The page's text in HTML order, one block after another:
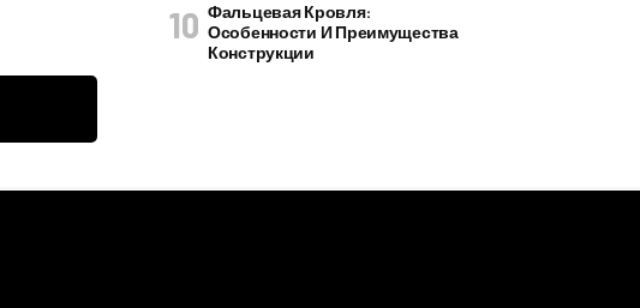
Фальцевая Кровля:
Особенности И Преимущества
Конструкции